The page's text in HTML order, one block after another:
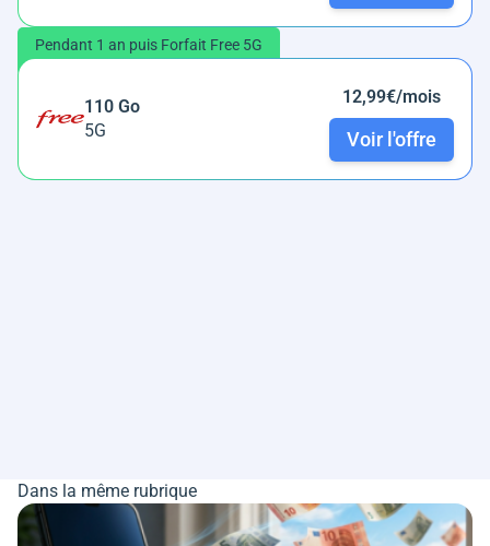
Pendant 1 an puis Forfait Free 5G
110 Go
5G
12,99€/mois
Voir l'offre
Dans la même rubrique